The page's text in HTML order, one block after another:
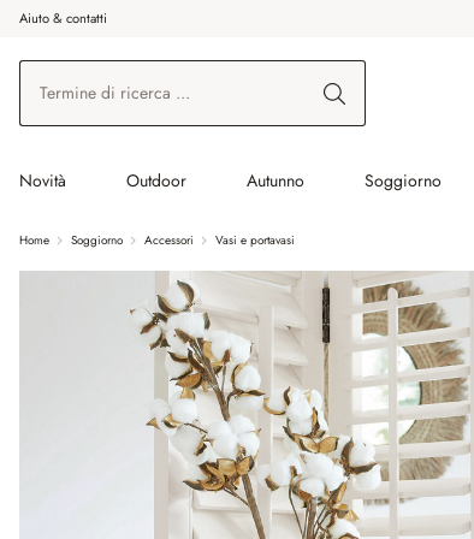
al contenuto principale
Vai alla ricerca
Vai alla navigazione principale
Aiuto & contatti
Novità Outdoor Autunno Soggiorno
Home Soggiorno Accessori Vasi e portavasi